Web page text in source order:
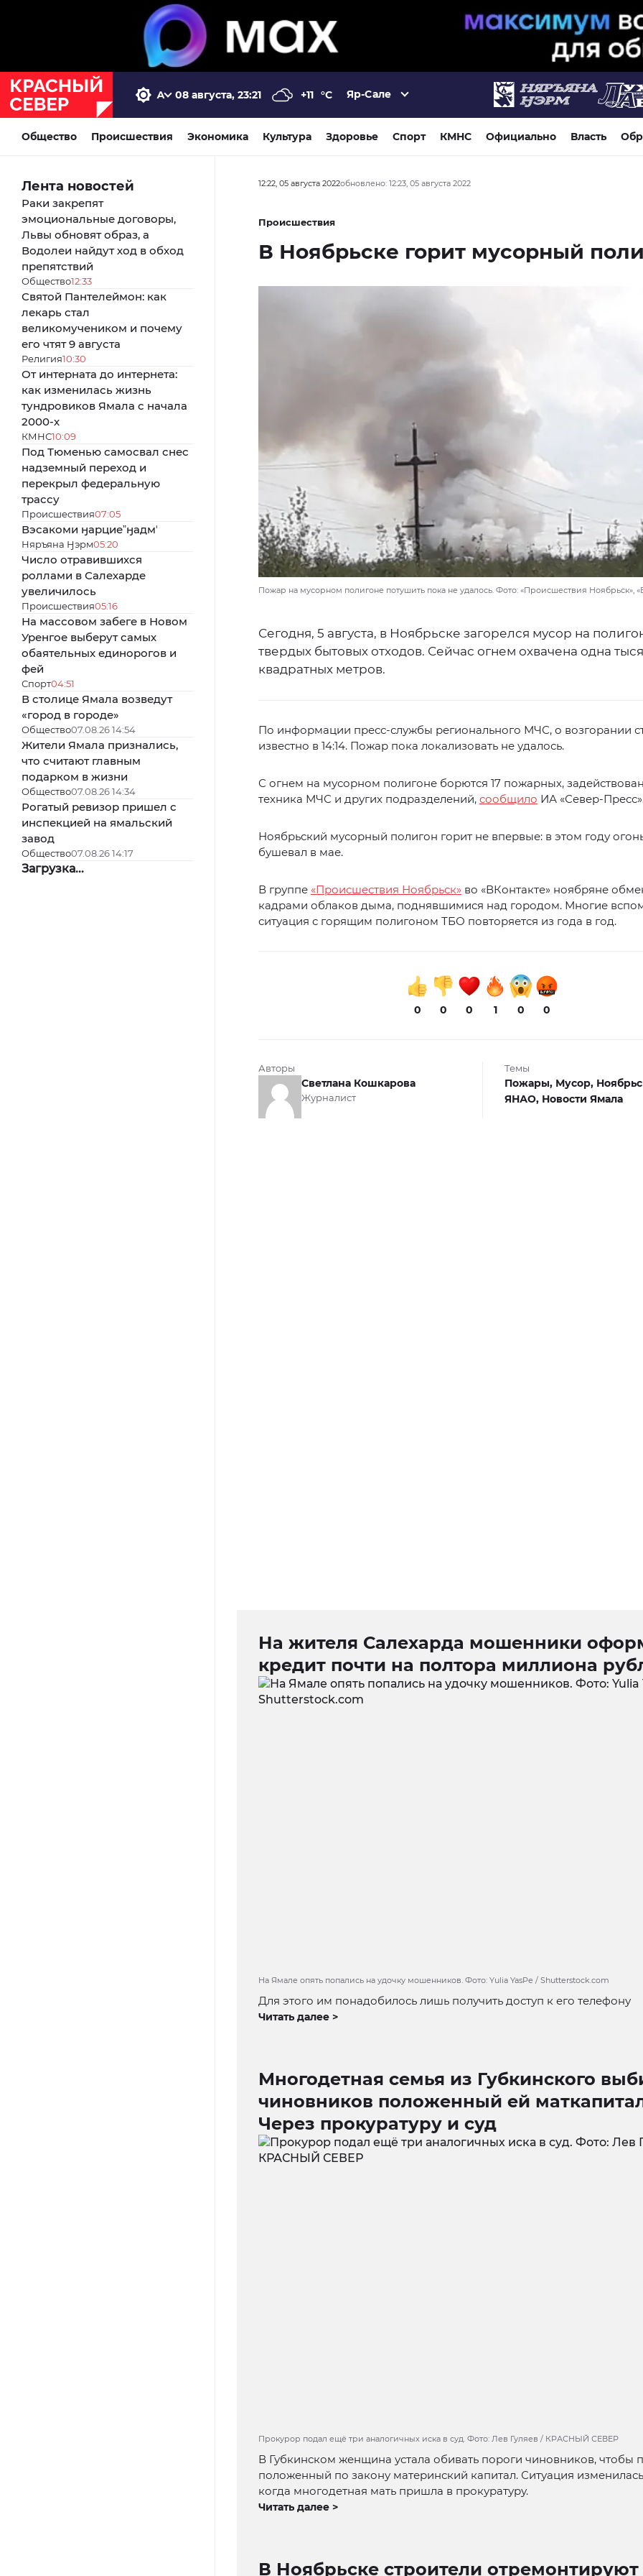
08 августа, 23:21 +11 °C Яр-Сале
Общество Происшествия Экономика Культура Здоровье Спорт КМНС Официально Власть
Лента новостей
Раки закрепят
эмоциональные договоры,
Львы обновят образ, а
Водолеи найдут ход в обход
препятствий
Общество12:33
Святой Пантелеймон: как
лекарь стал
великомучеником и почему
его чтят 9 августа
Религия10:30
От интерната до интернета:
как изменилась жизнь
тундровиков Ямала с начала
2000-х
КМНС10:09
Под Тюменью самосвал снес
надземный переход и
перекрыл федеральную
трассу
Происшествия07:05
Вэсакоми ӈарциеˮӈадмʼ
Няръяна Ӈэрм05:20
Число отравившихся
роллами в Салехарде
увеличилось
Происшествия05:16
На массовом забеге в Новом
Уренгое выберут самых
обаятельных единорогов и
фей
Спорт04:51
В столице Ямала возведут
«город в городе»
Общество07.08.26 14:54
Жители Ямала признались,
что считают главным
подарком в жизни
Общество07.08.26 14:34
Рогатый ревизор пришел с
инспекцией на ямальский
завод
Общество07.08.26 14:17
Загрузка...
12:22, 05 августа 2022обновлено: 12:23, 05 августа 2022
Происшествия
В Ноябрьске горит мусорный
Пожар на мусорном полигоне потушить пока не удалось. Фото: «Происшествия Ноябрьск»,
Сегодня, 5 августа, в Ноябрьске загорелся мусор на
твердых бытовых отходов. Сейчас огнем охвачена одна
квадратных метров.
По информации пресс-службы регионального МЧС, о возгорании
известно в 14:14. Пожар пока локализовать не удалось.
С огнем на мусорном полигоне борются 17 пожарных,
техника МЧС и других подразделений, сообщило ИА «Север-
Ноябрьский мусорный полигон горит не впервые: в этом году
бушевал в мае.
В группе «Происшествия Ноябрьск» во «ВКонтакте» ноябряне
кадрами облаков дыма, поднявшимися над городом. Многие
ситуация с горящим полигоном ТБО повторяется из года в год.
0 0 0 1 0 0
Авторы
Светлана Кошкарова
Журналист
Темы
Пожары, Мусор,
ЯНАО, Новости Ямала
На жителя Салехарда мошенники
кредит почти на полтора миллиона
На Ямале опять попались на удочку мошенников. Фото: Yulia YasPe / Shutterstock.com
Для этого им понадобилось лишь получить доступ к его телефону
Читать далее >
Многодетная семья из Губкинского
чиновников положенный ей
Через прокуратуру и суд
Прокурор подал ещё три аналогичных иска в суд. Фото: Лев Гуляев / КРАСНЫЙ СЕВЕР
В Губкинском женщина устала обивать пороги чиновников, чтобы
положенный по закону материнский капитал. Ситуация
когда многодетная мать пришла в прокуратуру.
Читать далее >
В Ноябрьске строители отремонтируют